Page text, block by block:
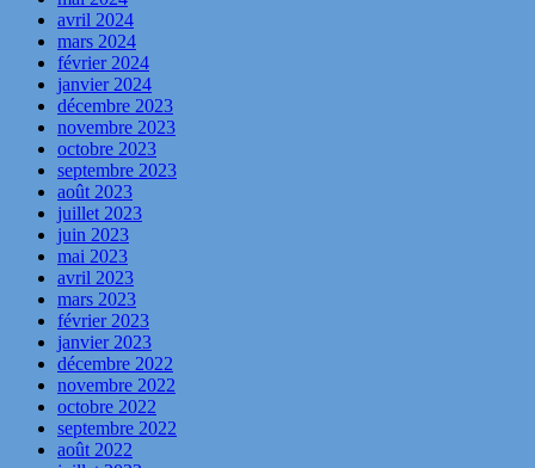
avril 2024
mars 2024
février 2024
janvier 2024
décembre 2023
novembre 2023
octobre 2023
septembre 2023
août 2023
juillet 2023
juin 2023
mai 2023
avril 2023
mars 2023
février 2023
janvier 2023
décembre 2022
novembre 2022
octobre 2022
septembre 2022
août 2022